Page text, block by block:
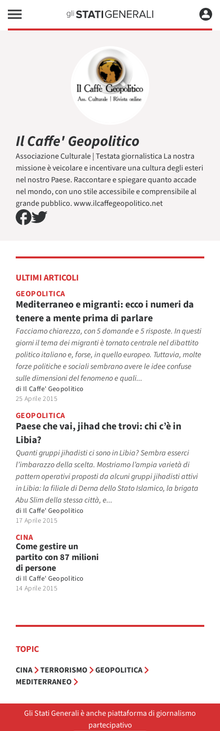
Il Caffe' Geopolitico
Associazione Culturale | Testata giornalistica La nostra
missione è veicolare e incentivare una cultura degli esteri
nel nostro Paese. Raccontare e spiegare quanto accade
nel mondo, con uno stile accessibile e comprensibile al
grande pubblico. www.ilcaffegeopolitico.net
ULTIMI ARTICOLI
GEOPOLITICA
Mediterraneo e migranti: ecco i numeri da
tenere a mente prima di parlare
Facciamo chiarezza, con 5 domande e 5 risposte. In questi
giorni il tema dei migranti è tornato centrale nel dibattito
politico italiano e, forse, in quello europeo. Tuttavia, molte
forze politiche e sociali sembrano avere le idee confuse
sulle dimensioni del fenomeno e quali...
di Il Caffe' Geopolitico
25 Aprile 2015
GEOPOLITICA
Paese che vai, jihad che trovi: chi c’è in
Libia?
Quanti gruppi jihadisti ci sono in Libia? Sembra esserci
l’imbarazzo della scelta. Mostriamo l’ampia varietà di
pattern operativi proposti da alcuni gruppi jihadisti attivi
in Libia: la filiale di Derna dello Stato Islamico, la brigata
Abu Slim della stessa città, e...
di Il Caffe' Geopolitico
17 Aprile 2015
CINA
Come gestire un
partito con 87 milioni
di persone
di Il Caffe' Geopolitico
14 Aprile 2015
TOPIC
CINA TERRORISMO
GEOPOLITICA
MEDITERRANEO
Gli Stati Generali è anche piattaforma di giornalismo
partecipativo